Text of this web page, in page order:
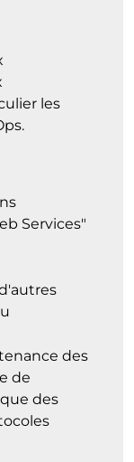
les
Services"
des
de
des